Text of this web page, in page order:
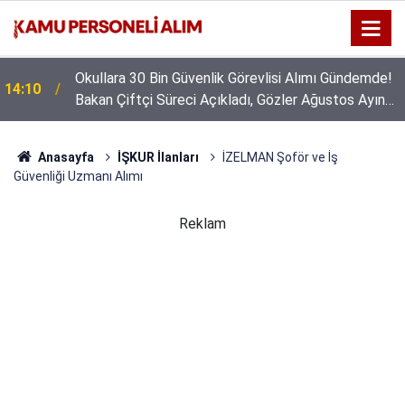
14:10
Okullara 30 Bin Güvenlik Görevlisi Alımı Gündemde!
Bakan Çiftçi Süreci Açıkladı, Gözler Ağustos Ayına
Çevrildi
Anasayfa İŞKUR İlanları
İZELMAN Şoför ve İş
Güvenliği Uzmanı Alımı
Reklam